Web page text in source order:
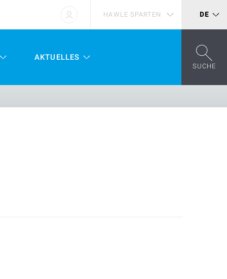
HAWLE SPARTEN DE
AKTUELLES
SUCHE